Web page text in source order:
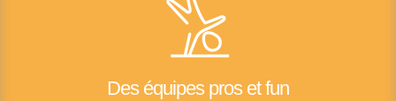
Des équipes pros et fun